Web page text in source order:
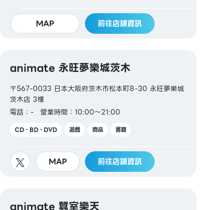
MAP 前往店鋪資訊
animate 永旺夢樂城茨木
〒567-0033 日本大阪府茨木市松本町8-30 永旺夢樂城
茨木店 3樓
電話：-
營業時間：10:00～21:00
CD・BD・DVD 遊戲 商品 書籍
MAP 前往店鋪資訊
animate 蠶室樂天